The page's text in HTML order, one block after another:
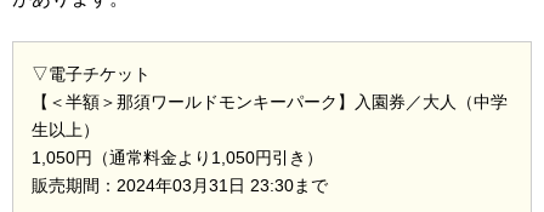
▽電子チケット
【＜半額＞那須ワールドモンキーパーク】入園券／大人（中学
生以上）
1,050円（通常料金より1,050円引き）
販売期間：2024年03月31日 23:30まで